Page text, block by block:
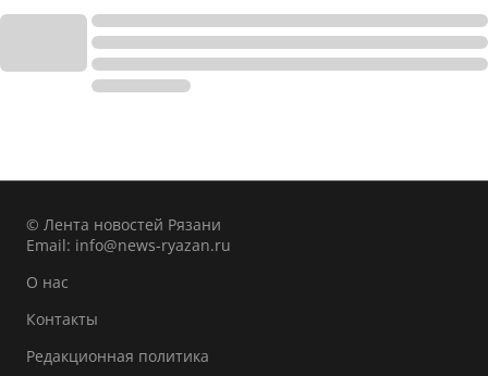
© Лента новостей Рязани
Email: info@news-ryazan.ru
О нас
Контакты
Редакционная политика